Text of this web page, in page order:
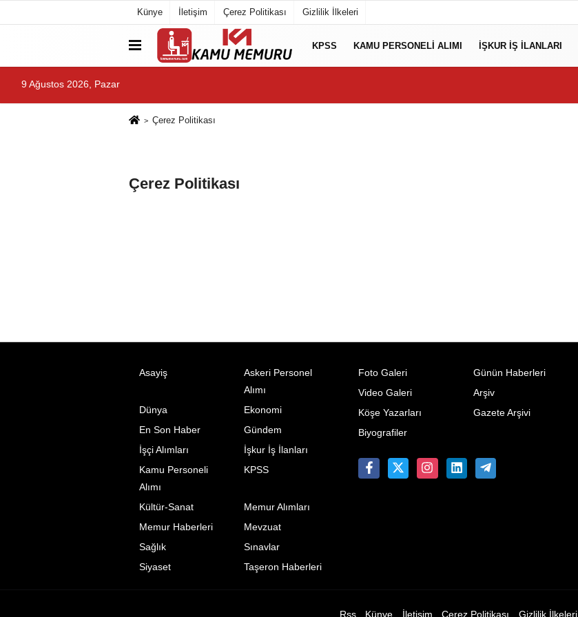
Künye İletişim Çerez Politikası Gizlilik İlkeleri
KPSS KAMU PERSONELI ALIMI İŞKUR İŞ İLANLARI
9 Ağustos 2026, Pazar
Çerez Politikası
Çerez Politikası
Asayiş
Askeri Personel
Alımı
Dünya
Ekonomi
En Son Haber
Gündem
İşçi Alımları
İşkur İş İlanları
Kamu Personeli
Alımı
KPSS
Kültür-Sanat
Memur Alımları
Memur Haberleri
Mevzuat
Sağlık
Sınavlar
Siyaset
Taşeron Haberleri
Foto Galeri
Video Galeri
Köşe Yazarları
Biyografiler
Günün Haberleri
Arşiv
Gazete Arşivi
Rss Künye İletişim Çerez Politikası Gizlilik İlkeleri